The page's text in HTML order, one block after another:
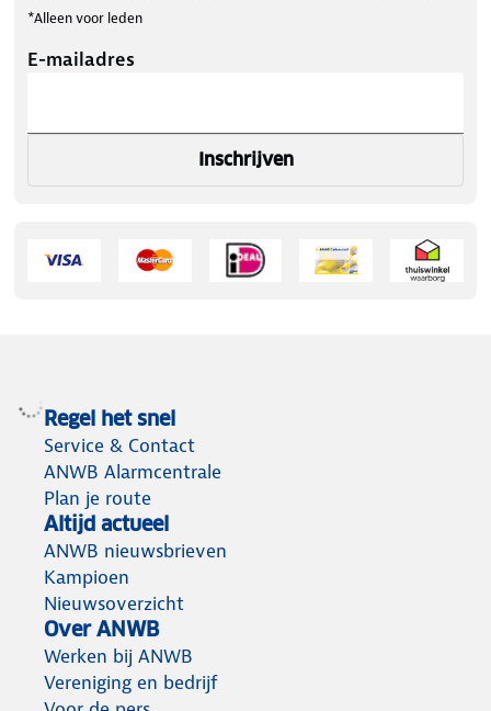
*Alleen voor leden
E-mailadres
Inschrijven
Regel het snel
Service & Contact
ANWB Alarmcentrale
Plan je route
Altijd actueel
ANWB nieuwsbrieven
Kampioen
Nieuwsoverzicht
Over ANWB
Werken bij ANWB
Vereniging en bedrijf